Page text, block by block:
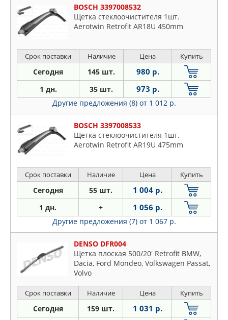
BOSCH 3397008532
Щетка стеклоочистителя 1шт.
Aerotwin Retrofit AR18U 450mm
Срок поставки Наличие Цена Купить
Сегодня 145 шт. 980 р.
1 дн. 35 шт. 973 р.
Другие предложения (8) от 1 012 р.
BOSCH 3397008533
Щетка стеклоочистителя 1шт.
Aerotwin Retrofit AR19U 475mm
Срок поставки Наличие Цена Купить
Сегодня 55 шт. 1 004 р.
1 дн. + 1 056 р.
Другие предложения (7) от 1 067 р.
DENSO DFR004
Щетка плоская 500/20' Retrofit BMW,
Dacia, Ford Mondeo, Volkswagen Passat,
Volvo
Срок поставки Наличие Цена Купить
Сегодня 159 шт. 1 031 р.